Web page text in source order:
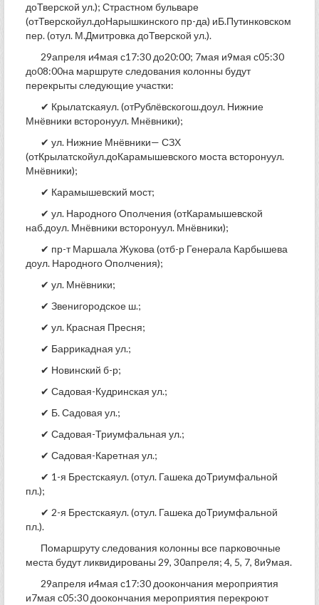
доТверской ул.); Страстном бульваре
(отТверскойул.доНарышкинского пр-да) иБ.Путинковском
пер. (отул. М.Дмитровка доТверской ул.).
29апреля и4мая с17:30 до20:00; 7мая и9мая с05:30
до08:00на маршруте следования колонны будут
перекрыты следующие участки:
✔ Крылатскаяул. (отРублёвскогош.доул. Нижние
Мнёвники всторонуул. Мнёвники);
✔ ул. Нижние Мнёвники— СЗХ
(отКрылатскойул.доКарамышевского моста всторонуул.
Мнёвники);
✔ Карамышевский мост;
✔ ул. Народного Ополчения (отКарамышевской
наб.доул. Мнёвники всторонуул. Мнёвники);
✔ пр-т Маршала Жукова (отб-р Генерала Карбышева
доул. Народного Ополчения);
✔ ул. Мнёвники;
✔ Звенигородское ш.;
✔ ул. Красная Пресня;
✔ Баррикадная ул.;
✔ Новинский б-р;
✔ Садовая-Кудринская ул.;
✔ Б. Садовая ул.;
✔ Садовая-Триумфальная ул.;
✔ Садовая-Каретная ул.;
✔ 1-я Брестскаяул. (отул. Гашека доТриумфальной
пл.);
✔ 2-я Брестскаяул. (отул. Гашека доТриумфальной
пл.).
Помаршруту следования колонны все парковочные
места будут ликвидированы 29, 30апреля; 4, 5, 7, 8и9мая.
29апреля и4мая с17:30 доокончания мероприятия
и7мая с05:30 доокончания мероприятия перекроют